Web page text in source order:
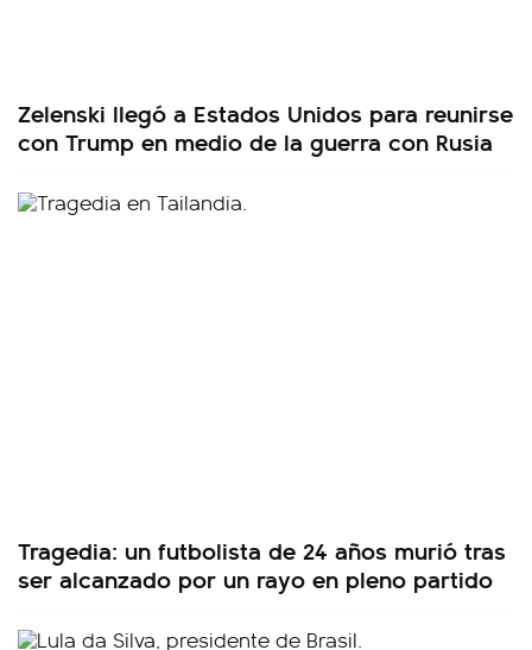
Zelenski llegó a Estados Unidos para reunirse
con Trump en medio de la guerra con Rusia
Tragedia: un futbolista de 24 años murió tras
ser alcanzado por un rayo en pleno partido